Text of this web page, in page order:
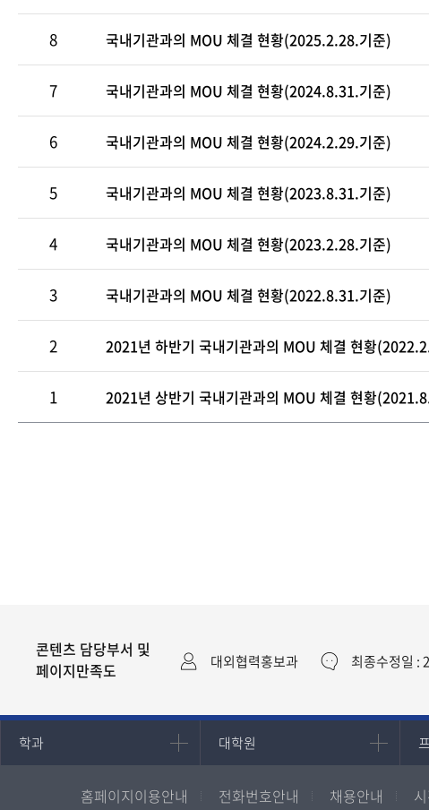
8 국내기관과의 MOU 체결 현황(2025.2.28.기준)
7 국내기관과의 MOU 체결 현황(2024.8.31.기준)
6 국내기관과의 MOU 체결 현황(2024.2.29.기준)
5 국내기관과의 MOU 체결 현황(2023.8.31.기준)
4 국내기관과의 MOU 체결 현황(2023.2.28.기준)
3 국내기관과의 MOU 체결 현황(2022.8.31.기준)
2 2021년 하반기 국내기관과의 MOU 체결 현황
1 2021년 상반기 국내기관과의 MOU 체결 현황
콘텐츠 담당부서 및
페이지만족도
대외협력홍보과 최종수정일 :
학과
인문과학대학
영어영문학과
대학원
대학원
경영대학원
홈페이지이용안내 전화번호안내 채용안내